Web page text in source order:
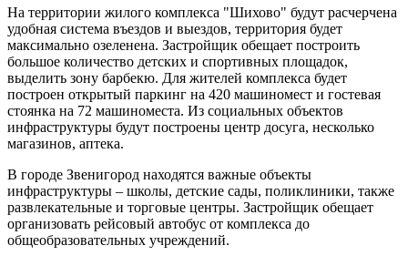
На территории жилого комплекса "Шихово" будут расчерчена
удобная система въездов и выездов, территория будет
максимально озеленена. Застройщик обещает построить
большое количество детских и спортивных площадок,
выделить зону барбекю. Для жителей комплекса будет
построен открытый паркинг на 420 машиномест и гостевая
стоянка на 72 машиноместа. Из социальных объектов
инфраструктуры будут построены центр досуга, несколько
магазинов, аптека.
В городе Звенигород находятся важные объекты
инфраструктуры – школы, детские сады, поликлиники, также
развлекательные и торговые центры. Застройщик обещает
организовать рейсовый автобус от комплекса до
общеобразовательных учреждений.